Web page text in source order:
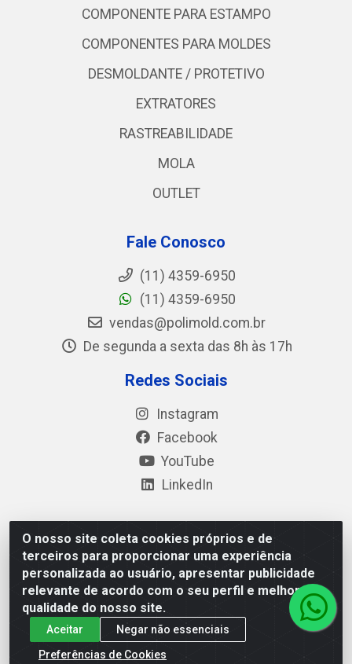
O nosso site coleta cookies próprios e de
terceiros para proporcionar uma experiência
personalizada ao usuário, apresentar publicidade
relevante de acordo com o seu perfil e melhorar a
qualidade do nosso site.
Aceitar
Negar não essenciais
Preferências de Cookies
COMPONENTE PARA ESTAMPO
COMPONENTES PARA MOLDES
DESMOLDANTE / PROTETIVO
EXTRATORES
RASTREABILIDADE
MOLA
OUTLET
Fale Conosco
(11) 4359-6950
(11) 4359-6950
vendas@polimold.com.br
De segunda a sexta das 8h às 17h
Redes Sociais
Instagram
Facebook
YouTube
LinkedIn
Polimold Industrial Ltda - Estrada dos Casa, 4585 – São
Bernardo do Campo / SP – CEP: 09.840-000 - CNPJ
44.106.466/0001-41